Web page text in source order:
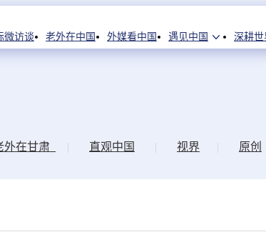
微访谈 老外在中国 外媒看中国 遇见中国 深耕世
外在甘肃 | 直观中国 | 视界 | 原创